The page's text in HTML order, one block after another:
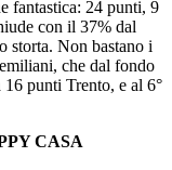
fantastica: 24 punti, 9
con il 37% dal
storta. Non bastano i
che dal fondo
punti Trento, e al 6°
CASA